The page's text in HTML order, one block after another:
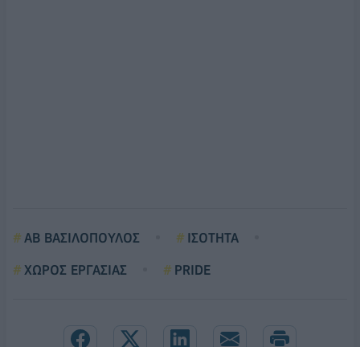
ΑΒ ΒΑΣΙΛΟΠΟΥΛΟΣ
ΙΣΟΤΗΤΑ
ΧΩΡΟΣ ΕΡΓΑΣΙΑΣ
PRIDE